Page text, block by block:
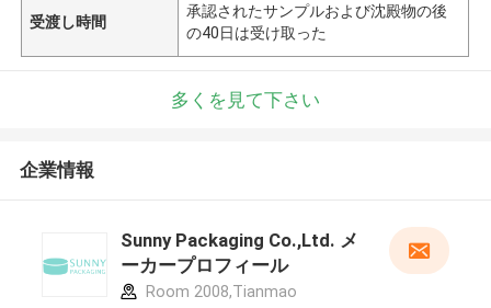
受渡し時間
承認されたサンプルおよび沈殿物の後
の40日は受け取った
多くを見て下さい
企業情報
Sunny Packaging Co.,Ltd. メ
ーカープロフィール
Room 2008,Tianmao